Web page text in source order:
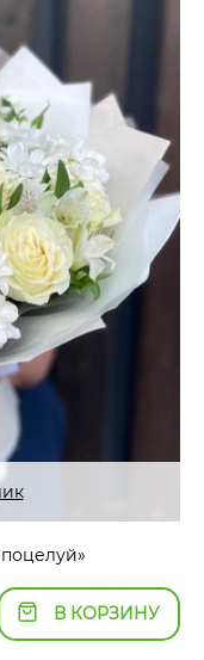
В КОРЗИНУ